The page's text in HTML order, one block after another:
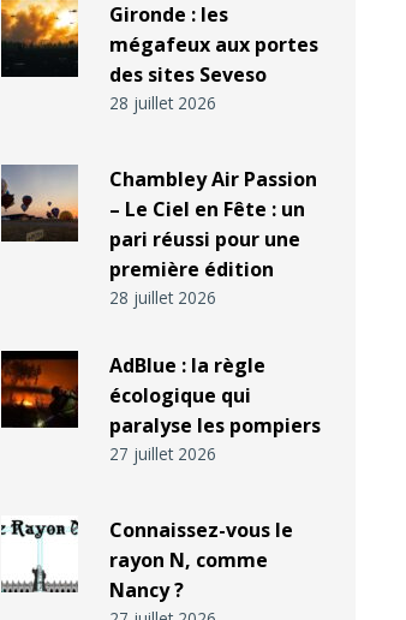
Gironde : les
mégafeux aux portes
des sites Seveso
28 juillet 2026
Chambley Air Passion
– Le Ciel en Fête : un
pari réussi pour une
première édition
28 juillet 2026
AdBlue : la règle
écologique qui
paralyse les pompiers
27 juillet 2026
Connaissez-vous le
rayon N, comme
Nancy ?